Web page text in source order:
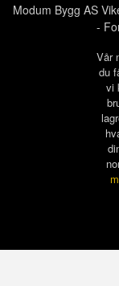
Modum Bygg AS
-
Vår
du
vi